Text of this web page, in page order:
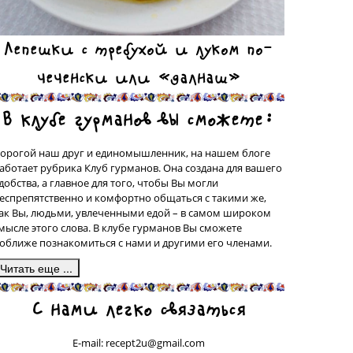
Лепешки с требухой и луком по-
чеченски или «далнаш»
В клубе гурманов вы сможете:
наш друг и единомышленник, на нашем блоге
рубрика Клуб гурманов. Она создана для вашего
а главное для того, чтобы Вы могли
и комфортно общаться с такими же,
Вы, людьми, увлеченными едой – в самом широком
этого слова. В клубе гурманов Вы сможете
познакомиться с нами и другими его членами.
в подрубрике «Сделано на моей кухне» у вас будет
прекрасная возможность поделиться со всеми рецептами
блюд, которые были сделаны вашими собственными
рецепт с фотографией приготовленного Вами блюда
С нами легко связаться
E-mail: recept2u@gmail.com